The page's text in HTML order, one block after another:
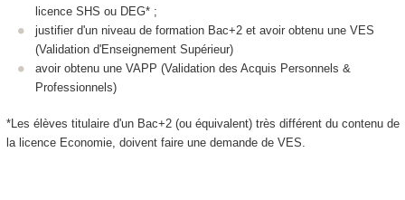
licence SHS ou DEG* ;
justifier d'un niveau de formation Bac+2 et avoir obtenu une VES
(Validation d'Enseignement Supérieur)
avoir obtenu une VAPP (Validation des Acquis Personnels &
Professionnels)
*Les élèves titulaire d'un Bac+2 (ou équivalent) très différent du contenu de
la licence Economie, doivent faire une demande de VES.